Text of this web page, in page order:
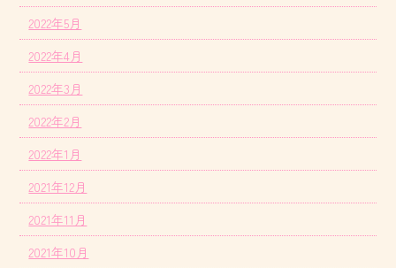
2022年5月
2022年4月
2022年3月
2022年2月
2022年1月
2021年12月
2021年11月
2021年10月